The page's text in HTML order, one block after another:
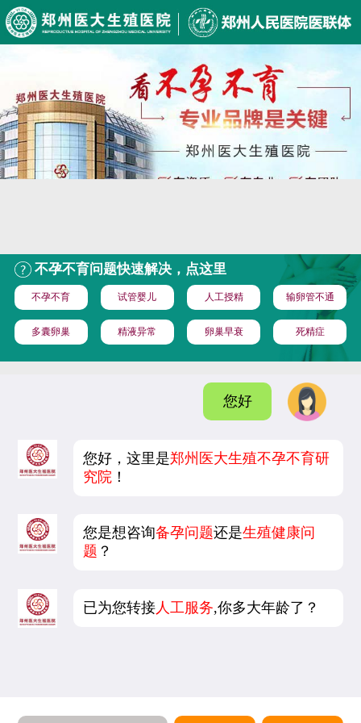
不孕不育问题快速解决，点这里
不孕不育 试管婴儿 人工授精 输卵管不通
多囊卵巢 精液异常 卵巢早衰 死精症
您好
您好，这里是郑州医大生殖不孕不育研
究院 ！
您是想咨询备孕问题还是生殖健康问
题 ？
已为您转接 人工服务,你多大年龄了？